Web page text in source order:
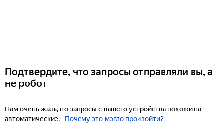
Подтвердите, что запросы отправляли вы, а
не робот
Нам очень жаль, но запросы с вашего устройства похожи на
автоматические.
Почему это могло произойти?